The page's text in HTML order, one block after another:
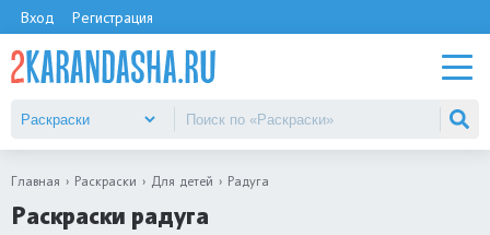
Вход Регистрация
Главная Раскраски Для детей Радуга
Раскраски радуга